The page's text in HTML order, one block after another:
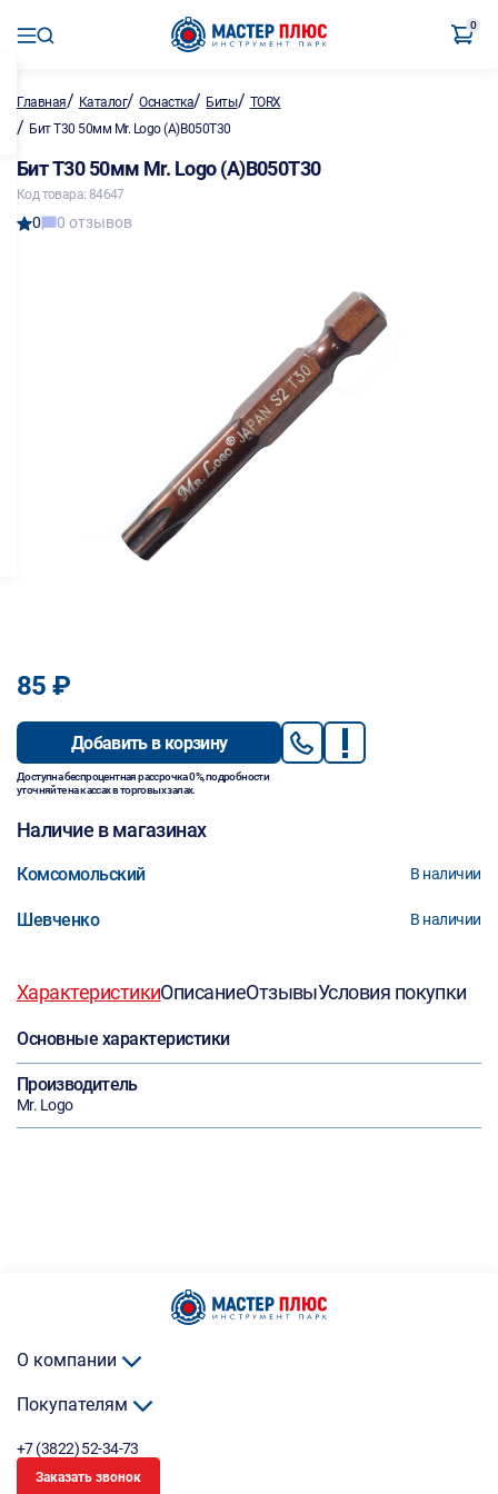
0
Главная/ Каталог/Оснастка/ Биты/ TORX
/ Бит T30 50мм Mr. Logo (А)B050T30
Бит T30 50мм Mr. Logo (А)B050T30
Код товара: 84647
0 0 отзывов
85 ₽
Добавить в корзину
Доступна беспроцентная рассрочка 0%, подробности
уточняйте на кассах в торговых залах.
Наличие в магазинах
Комсомольский В наличии
Шевченко В наличии
ХарактеристикиОписаниеОтзывыУсловия покупки
Основные характеристики
Производитель
Mr. Logo
О компании
Покупателям
+7 (3822) 52-34-73
Заказать звонок